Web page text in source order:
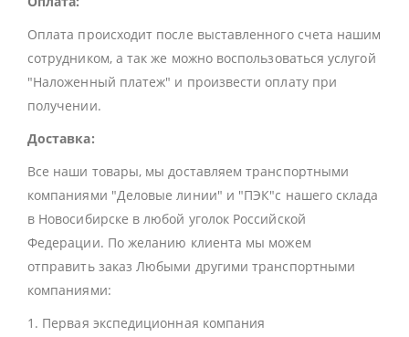
Оплата происходит после выставленного счета нашим
сотрудником, а так же можно воспользоваться услугой
"Наложенный платеж" и произвести оплату при
получении.
Доставка:
Все наши товары, мы доставляем транспортными
компаниями "Деловые линии" и "ПЭК"с нашего склада
в Новосибирске в любой уголок Российской
Федерации. По желанию клиента мы можем
отправить заказ Любыми другими транспортными
компаниями:
1. Первая экспедиционная компания